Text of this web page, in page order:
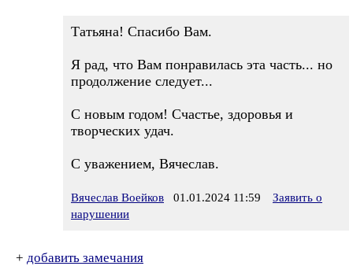
Татьяна! Спасибо Вам.
Я рад, что Вам понравилась эта часть... но
продолжение следует...
С новым годом! Счастье, здоровья и
творческих удач.
С уважением, Вячеслав.
Вячеслав Воейков 01.01.2024 11:59
Заявить о
нарушении
+ добавить замечания